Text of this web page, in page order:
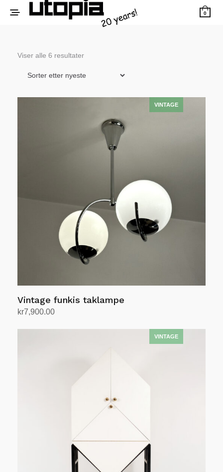
0
Viser alle 6 resultaterSortert
siste
Vintage funkis taklampe
kr7,900.00